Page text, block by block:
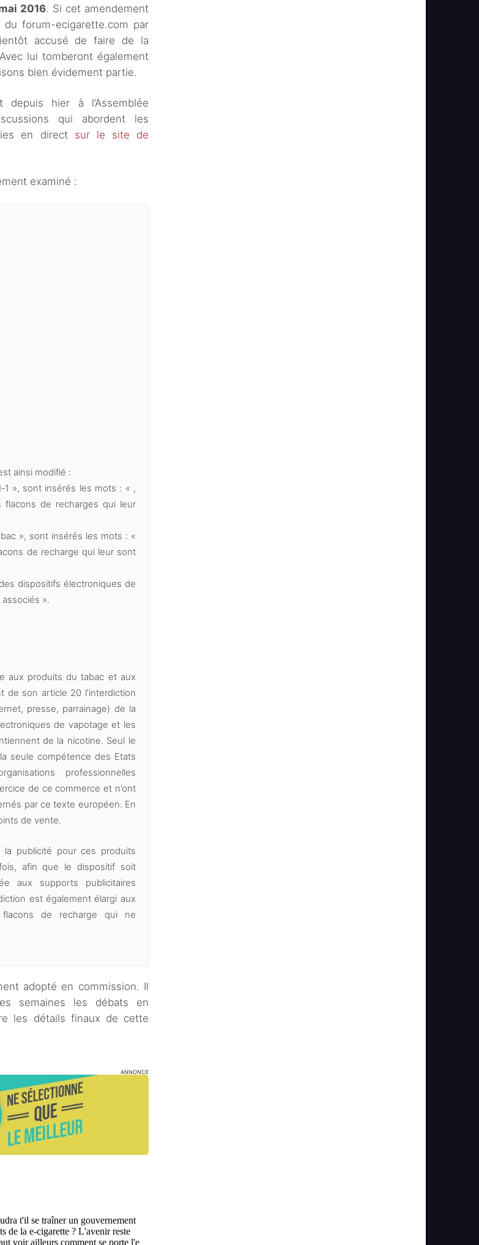
2016. Si cet amendement
forum-ecigarette.com par
accusé de faire de la
lui tomberont également
bien évidement partie.
hier à l’Assemblée
qui abordent les
en direct sur le site de
examiné :
ainsi modifié :
», sont insérés les mots : « ,
de recharges qui leur
», sont insérés les mots : «
de recharge qui leur sont
dispositifs électroniques de
».
aux produits du tabac et aux
de son article 20 l’interdiction
presse, parrainage) de la
de vapotage et les
de la nicotine. Seul le
seule compétence des Etats
professionnelles
de ce commerce et n’ont
par ce texte européen. En
de vente.
la publicité pour ces produits
afin que le dispositif soit
aux supports publicitaires
est également élargi aux
de recharge qui ne
adopté en commission. Il
semaines les débats en
les détails finaux de cette
ANNONCE